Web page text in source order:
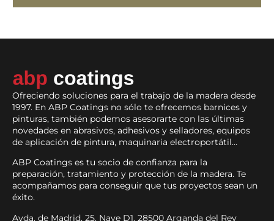
Ofreciendo soluciones para el trabajo de la madera desde
1997. En ABP Coatings no sólo te ofrecemos barnices y
pinturas, también podemos asesorarte con las últimas
novedades en abrasivos, adhesivos y selladores, equipos
de aplicación de pintura, maquinaria electroportátil…
ABP Coatings es tu socio de confianza para la
preparación, tratamiento y protección de la madera. Te
acompañamos para conseguir que tus proyectos sean un
éxito.
Avda. de Madrid, 25. Nave D1. 28500 Arganda del Rey